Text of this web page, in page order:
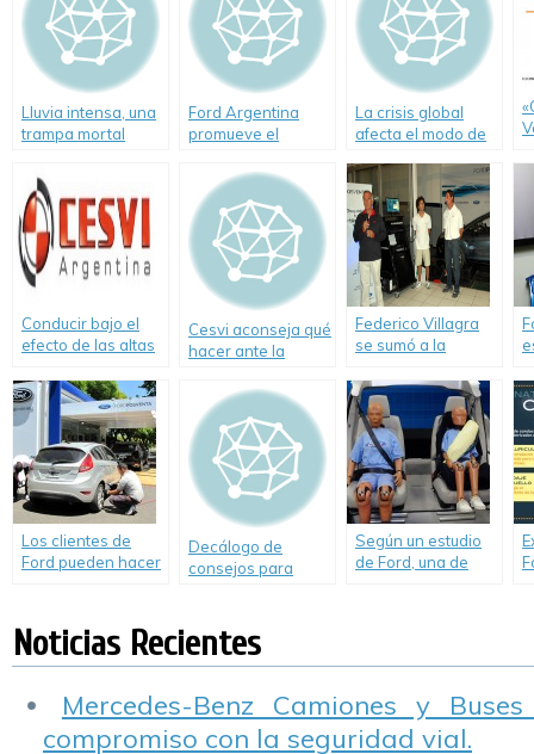
Lluvia intensa, una
trampa mortal
Ford Argentina
promueve el
seguridad
La crisis global
afecta el modo de
Conducir bajo el
efecto de las altas
Cesvi aconseja qué
hacer ante la
conductores
peligrosos
Federico Villagra
se sumó a la
Seguridad Vial de
Ford.
Los clientes de
Ford pueden hacer
gratuito de sus
vehículos hasta el
8 de Diciembre.
Decálogo de
consejos para
Según un estudio
de Ford, una de
Noticias Recientes
Mercedes-Benz Camiones y
compromiso con la seguridad vial.